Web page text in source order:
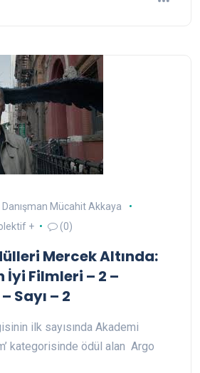
Danışman Mücahit Akkaya
+ (0)
Mercek Altında:
İyi Filmleri – 2 –
Sayı – 2
ilk sayısında Akademi
kategorisinde ödül alan Argo